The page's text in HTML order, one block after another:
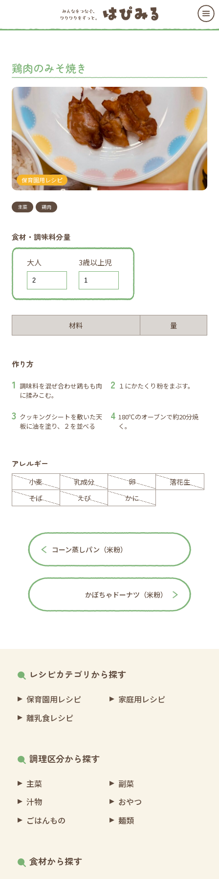
鶏肉のみそ焼き
保育園用レシピ
主菜 鶏肉
食材・調味料分量
大人 3歳以上児
材料 量
作り方
調味料を混ぜ合わせ鶏もも肉
に揉みこむ。
１にかたくり粉をまぶす。
クッキングシートを敷いた天
板に油を塗り、２を並べる
180℃のオーブンで約20分焼
く。
アレルギー
小麦 乳成分 卵
落花生
そば
えび かに
コーン蒸しパン（米粉）
かぼちゃドーナツ（米粉）
レシピカテゴリから探す
保育園用レシピ
家庭用レシピ
離乳食レシピ
調理区分から探す
主菜
副菜
汁物
おやつ
ごはんもの
麺類
食材から探す